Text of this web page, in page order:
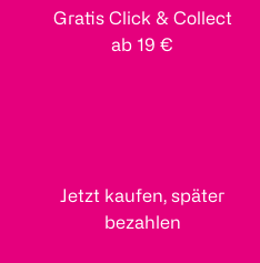
Gratis Click & Collect
ab 19 €
Jetzt kaufen, später
bezahlen